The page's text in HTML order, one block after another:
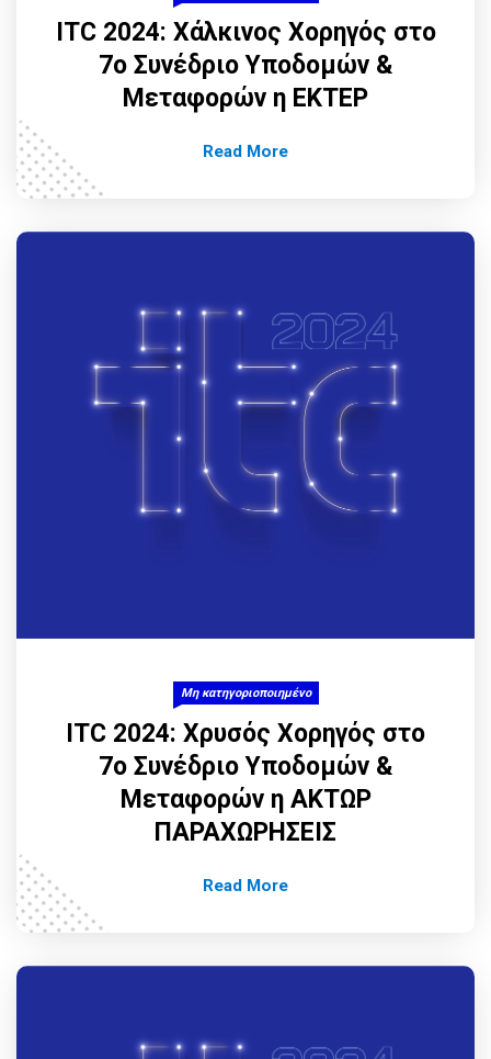
ITC 2024: Χάλκινος Χορηγός στο
7ο Συνέδριο Υποδομών &
Μεταφορών η ΕΚΤΕΡ
Read More
Μη κατηγοριοποιημένο
ITC 2024: Χρυσός Χορηγός στο
7ο Συνέδριο Υποδομών &
Μεταφορών η ΑΚΤΩΡ
ΠΑΡΑΧΩΡΗΣΕΙΣ
Read More